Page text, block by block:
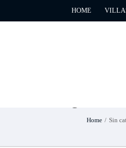
HOME
Home / Sin